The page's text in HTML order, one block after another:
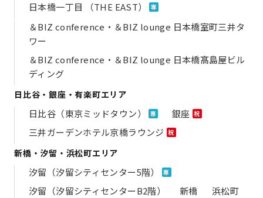
日本橋一丁目 （THE EAST）
専
＆BIZ conference・＆BIZ lounge 日本橋室町三井タ
ワー
＆BIZ conference・＆BIZ lounge 日本橋髙島屋ビル
ディング
日比谷・銀座・有楽町エリア
日比谷（東京ミッドタウン） 専 銀座 祝
三井ガーデンホテル京橋ラウンジ 祝
新橋・汐留・浜松町エリア
汐留（汐留シティセンター5階） 専
汐留（汐留シティセンターB2階） 新橋 浜松町